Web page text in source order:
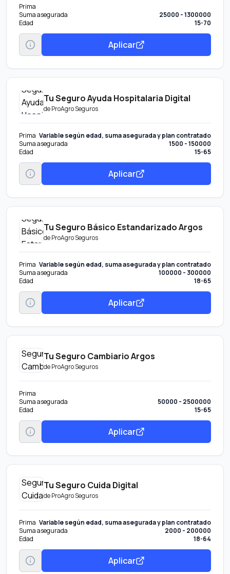
Prima
Suma asegurada
25000 - 1300000
Edad
15-70
Aplicar
Tu Seguro Ayuda Hospitalaria Digital
deProAgro Seguros
Prima Variable según edad, suma asegurada y plan contratado
Suma asegurada
1500 - 150000
Edad
15-65
Aplicar
Tu Seguro Básico Estandarizado Argos
deProAgro Seguros
Prima Variable según edad, suma asegurada y plan contratado
Suma asegurada
100000 - 300000
Edad
18-65
Aplicar
Tu Seguro Cambiario Argos
deProAgro Seguros
Prima
Suma asegurada
50000 - 2500000
Edad
15-65
Aplicar
Tu Seguro Cuida Digital
deProAgro Seguros
Prima Variable según edad, suma asegurada y plan contratado
Suma asegurada
2000 - 200000
Edad
18-64
Aplicar